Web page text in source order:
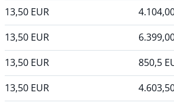
13,50 EUR
13,50 EUR
13,50 EUR 850,5
13,50 EUR